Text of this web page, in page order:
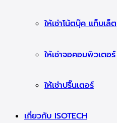
ให้เช่าโน้ตบุ๊ค แท็บเล็ต
ให้เช่าจอคอมพิวเตอร์
ให้เช่าปริ๊นเตอร์
เกี่ยวกับ ISOTECH